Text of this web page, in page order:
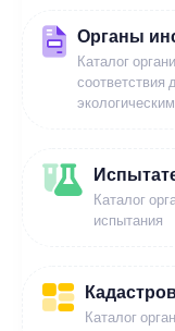
Органы
Каталог
соответствия
Каталог
испытания
Каталог